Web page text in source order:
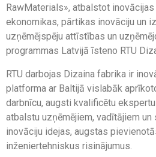
RawMaterials», atbalstot
ekonomikas, pārtikas inovāciju un
uzņēmējspēju attīstības un
programmas Latvijā īsteno RTU
RTU darbojas Dizaina fabrika ir
platforma ar Baltijā vislabāk
darbnīcu, augsti kvalificētu
atbalstu uzņēmējiem, vadītājiem un
inovāciju idejas, augstas
inženiertehniskus risinājumus.